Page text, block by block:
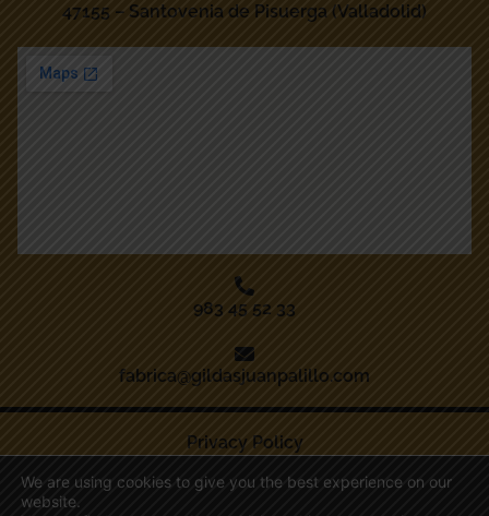
Privacy Policy
Legal Notice
47155 – Santovenia de Pisuerga (Valladolid)
983 45 52 33
fabrica@gildasjuanpalillo.com
We are using cookies to give you the best experience on our
website.